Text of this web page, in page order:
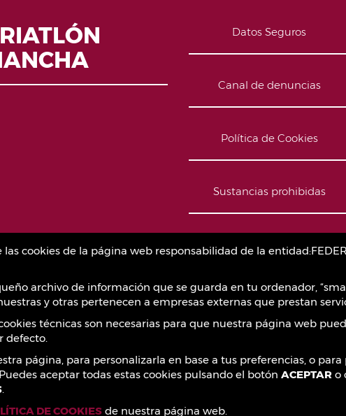
cookies de la página web responsabilidad de la
archivo de información que se guarda en tu ordenador,
y otras pertenecen a empresas externas que prestan
técnicas son necesarias para que nuestra página web
defecto.
página, para personalizarla en base a tus preferencias, o
aceptar todas estas cookies pulsando el botón ACEPTAR o
.
DE COOKIES de nuestra página web.
Datos Seguros
Canal de denuncias
Política de Cookies
Sustancias prohibidas
Contacto